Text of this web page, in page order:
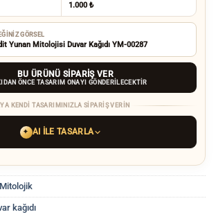
1.000 ₺
GÖRSEL
Yunan Mitolojisi Duvar Kağıdı YM-00287
BU ÜRÜNÜ SIPARIŞ VER
ÖNCE TASARIM ONAYI GÖNDERILECEKTIR
KENDI TASARIMINIZLA SIPARIŞ VERIN
✦ AI ILE TASARLA
kağıdı